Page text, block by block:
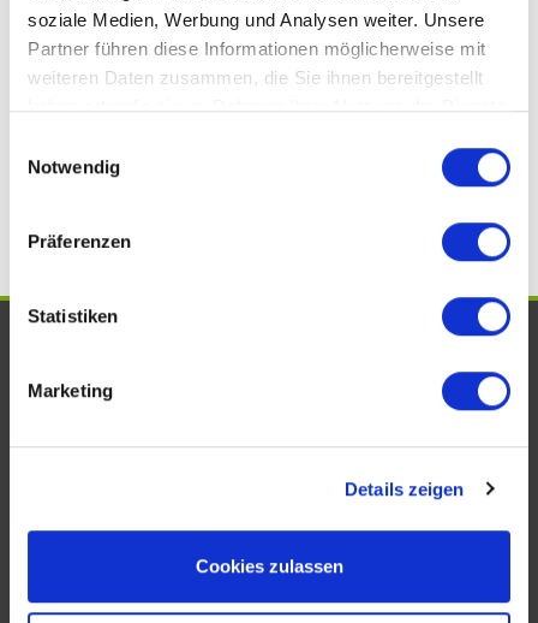
soziale Medien, Werbung und Analysen weiter. Unsere
Partner führen diese Informationen möglicherweise mit
weiteren Daten zusammen, die Sie ihnen bereitgestellt
haben oder die sie im Rahmen Ihrer Nutzung der Dienste
Notwendig
Präferenzen
Statistiken
Marketing
Details zeigen
Cookies zulassen
Immo Bad Kreuznach Haus Bad Kreuznach
Häuser Bad
Kreuznach
kaufen Bad Kreuznach
Immobilie Bad Kreuznach
Immobilien Bad Kreuznach
Hauskauf Bad Kreuznach
Kreuznach
UNSERE AUSZEICHNUNGEN. WIR